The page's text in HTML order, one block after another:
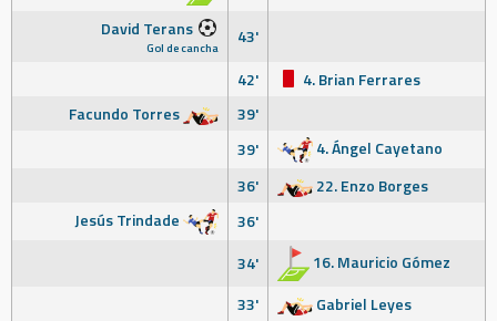
David Terans
Gol de cancha
43'
42'
4. Brian Ferrares
Facundo Torres
39'
39'
4. Ángel Cayetano
36'
22. Enzo Borges
Jesús Trindade
36'
34'
16. Mauricio Gómez
33'
Gabriel Leyes